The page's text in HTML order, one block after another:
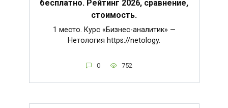
бесплатно. Рейтинг 2026, сравнение,
стоимость.
1 место. Курс «Бизнес-аналитик» —
Нетология https://netology.
0 752